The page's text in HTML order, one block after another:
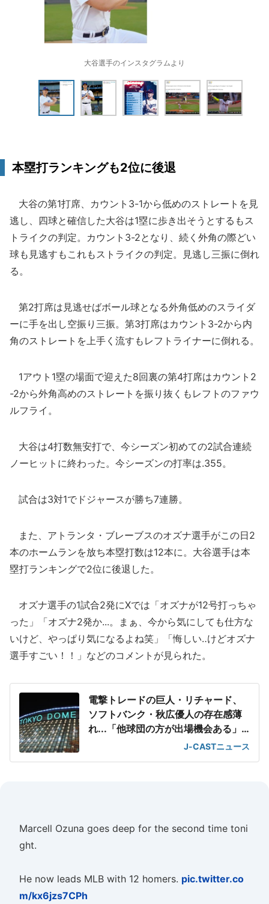
大谷選手のインスタグラムより
本塁打ランキングも2位に後退
大谷の第1打席、カウント3-1から低めのストレートを見
逃し、四球と確信した大谷は1塁に歩き出そうとするもス
トライクの判定。カウント3-2となり、続く外角の際どい
球も見逃すもこれもストライクの判定。見逃し三振に倒れ
る。
第2打席は見逃せばボール球となる外角低めのスライダ
ーに手を出し空振り三振。第3打席はカウント3-2から内
角のストレートを上手く流すもレフトライナーに倒れる。
1アウト1塁の場面で迎えた8回裏の第4打席はカウント2
-2から外角高めのストレートを振り抜くもレフトのファウ
ルフライ。
大谷は4打数無安打で、今シーズン初めての2試合連続
ノーヒットに終わった。今シーズンの打率は.355。
試合は3対1でドジャースが勝ち7連勝。
また、アトランタ・ブレーブスのオズナ選手がこの日2
本のホームランを放ち本塁打数は12本に。大谷選手は本
塁打ランキングで2位に後退した。
オズナ選手の1試合2発にXでは「オズナが12号打っちゃ
った」「オズナ2発か...。まぁ、今から気にしても仕方な
いけど、やっぱり気になるよね笑」「悔しい‥けどオズナ
選手すごい！！」などのコメントが見られた。
電撃トレードの巨人・リチャード、
ソフトバンク・秋広優人の存在感薄
れ...「他球団の方が出場機会ある」
J-CASTニュース
Marcell Ozuna goes deep for the second time toni
ght.
He now leads MLB with 12 homers. pic.twitter.co
m/kx6jzs7CPh